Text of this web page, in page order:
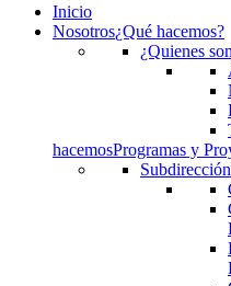
Inicio
Nosotros¿Qué hacemos?
¿Quienes
hacemosProgramas y